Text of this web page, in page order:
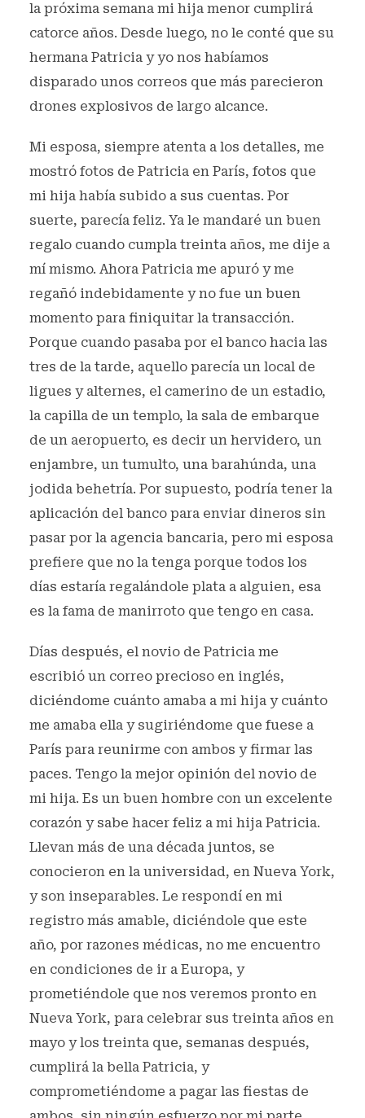
la próxima semana mi hija menor cumplirá
catorce años. Desde luego, no le conté que su
hermana Patricia y yo nos habíamos
disparado unos correos que más parecieron
drones explosivos de largo alcance.
Mi esposa, siempre atenta a los detalles, me
mostró fotos de Patricia en París, fotos que
mi hija había subido a sus cuentas. Por
suerte, parecía feliz. Ya le mandaré un buen
regalo cuando cumpla treinta años, me dije a
mí mismo. Ahora Patricia me apuró y me
regañó indebidamente y no fue un buen
momento para finiquitar la transacción.
Porque cuando pasaba por el banco hacia las
tres de la tarde, aquello parecía un local de
ligues y alternes, el camerino de un estadio,
la capilla de un templo, la sala de embarque
de un aeropuerto, es decir un hervidero, un
enjambre, un tumulto, una barahúnda, una
jodida behetría. Por supuesto, podría tener la
aplicación del banco para enviar dineros sin
pasar por la agencia bancaria, pero mi esposa
prefiere que no la tenga porque todos los
días estaría regalándole plata a alguien, esa
es la fama de manirroto que tengo en casa.
Días después, el novio de Patricia me
escribió un correo precioso en inglés,
diciéndome cuánto amaba a mi hija y cuánto
me amaba ella y sugiriéndome que fuese a
París para reunirme con ambos y firmar las
paces. Tengo la mejor opinión del novio de
mi hija. Es un buen hombre con un excelente
corazón y sabe hacer feliz a mi hija Patricia.
Llevan más de una década juntos, se
conocieron en la universidad, en Nueva York,
y son inseparables. Le respondí en mi
registro más amable, diciéndole que este
año, por razones médicas, no me encuentro
en condiciones de ir a Europa, y
prometiéndole que nos veremos pronto en
Nueva York, para celebrar sus treinta años en
mayo y los treinta que, semanas después,
cumplirá la bella Patricia, y
comprometiéndome a pagar las fiestas de